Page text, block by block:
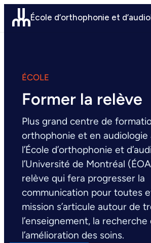
Aller
au
École d’orthophonie et
ÉCOLE
Former la relève
Plus grand centre de
orthophonie et en audiologie
l’École d’orthophonie et
l’Université de Montréal
relève qui fera progresser la
communication pour toutes
mission s’articule autour de
l’enseignement, la recherche
l’amélioration des soins.